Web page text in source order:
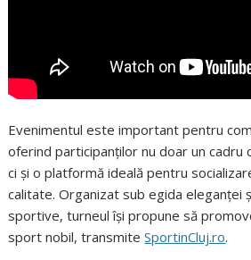
Evenimentul este important pentru
oferind participanților nu doar un cadru
ci și o platformă ideală pentru
calitate. Organizat sub egida eleganței
sportive, turneul își propune să
sport nobil, transmiteSportinCluj.ro.